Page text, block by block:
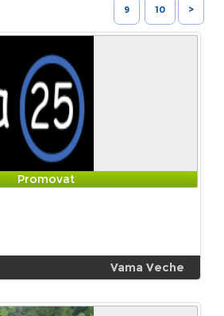
9 10 >
Promovat
Vama Veche